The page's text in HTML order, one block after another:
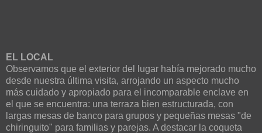
EL LOCAL
Observamos que el exterior del lugar había mejorado mucho
desde nuestra última visita, arrojando un aspecto mucho
más cuidado y apropiado para el incomparable enclave en
el que se encuentra: una terraza bien estructurada, con
largas mesas de banco para grupos y pequeñas mesas "de
chiringuito" para familias y parejas. A destacar la coqueta